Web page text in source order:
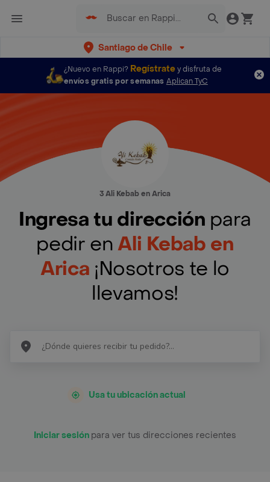
Santiago de Chile
¿Nuevo en Rappi? Regístratey disfruta de
envíos gratis por semanas Aplican TyC
3 Ali Kebab en Arica
Ingresa tu dirección para
pedir enAli Kebab en
Arica ¡Nosotros te lo
llevamos!
Usa tu ubicación actual
Iniciar sesión para ver tus direcciones recientes